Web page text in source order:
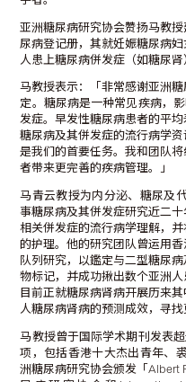
亚洲糖尿病研究协会赞扬马教
尿病登记册，其就妊娠糖尿病
人患上糖尿病併发症（如糖尿肾
马教授表示：「非常感谢亚洲
定。糖尿病是一种常见疾病，
发症。早发性糖尿病患者的平
糖尿病及其併发症的流行病学
是我们的首要任务。我和团队
者带来更完善的疾病管理。」
马青云教授为内分泌、糖尿及
事糖尿病及其併发症研究近二
相关併发症的流行病学理解，
的护理。他的研究团队曾运用
队列研究，以鑑定与二型糖尿
物标记，并成功揪出数个亚洲
目前正就糖尿病肾病开展历来
人糖尿病肾病的预测成效，寻找
马教授曾于国际学术期刊发表
项，包括香港十大杰出青年、
洲糖尿病研究协会颁发「Albert